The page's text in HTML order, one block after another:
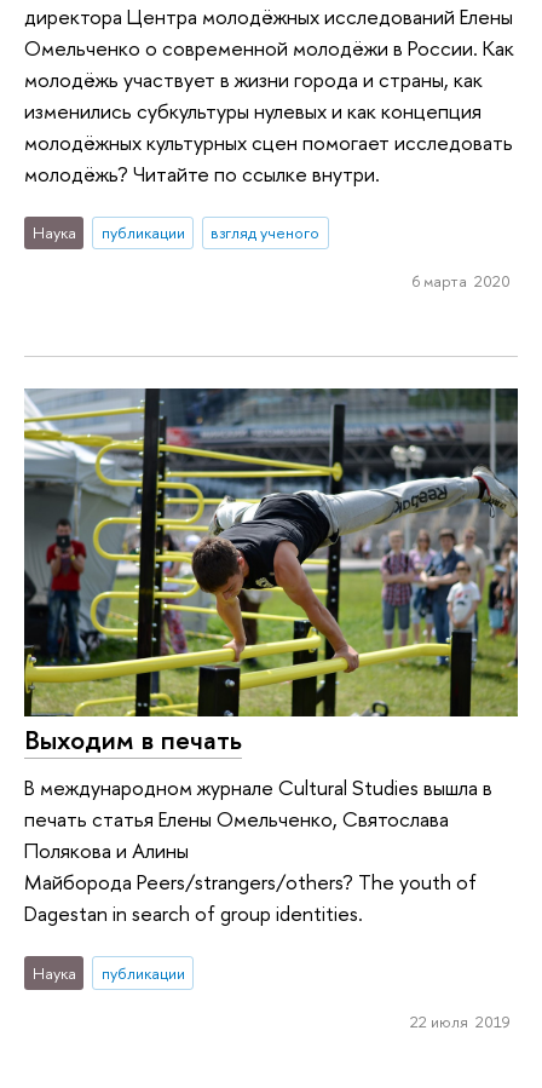
директора Центра молодёжных исследований Елены
Омельченко о современной молодёжи в России. Как
молодёжь участвует в жизни города и страны, как
изменились субкультуры нулевых и как концепция
молодёжных культурных сцен помогает исследовать
молодёжь? Читайте по ссылке внутри.
Наука публикации взгляд ученого
6 марта 2020
Выходим в печать
В международном журнале Cultural Studies вышла в
печать статья Елены Омельченко, Святослава
Полякова и Алины
Майборода Peers/strangers/others? The youth of
Dagestan in search of group identities.
Наука публикации
22 июля 2019